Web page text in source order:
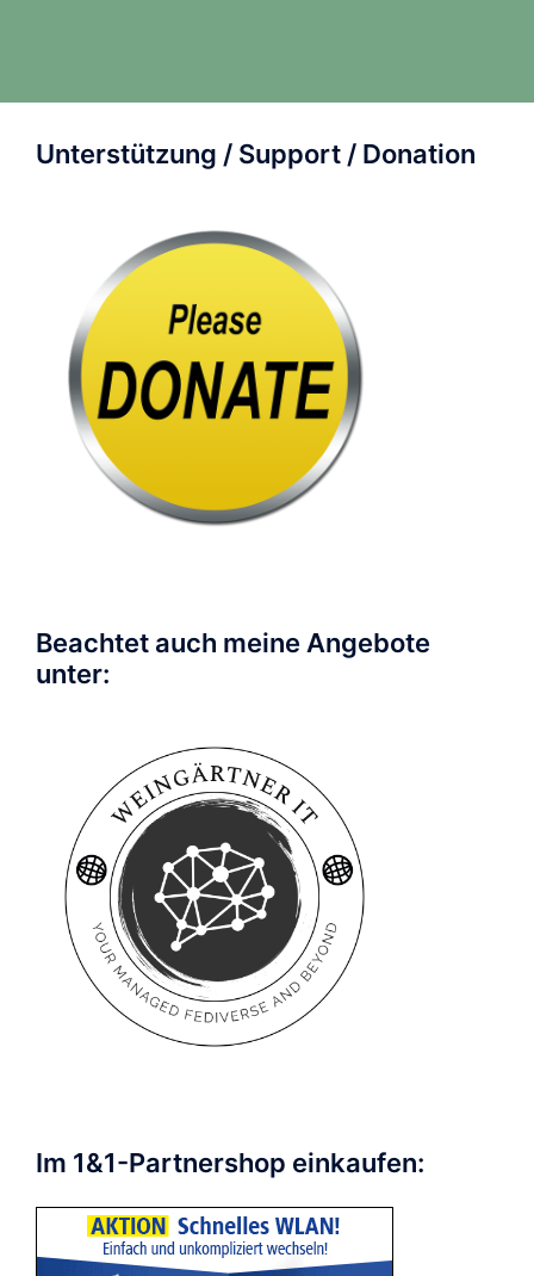
Unterstützung / Support / Donation
Beachtet auch meine Angebote
unter:
Im 1&1-Partnershop einkaufen: